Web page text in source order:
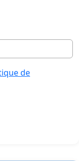
de